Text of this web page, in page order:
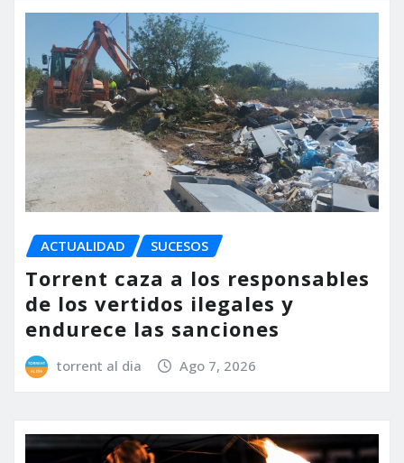
ACTUALIDAD SUCESOS
Torrent caza a los responsables
de los vertidos ilegales y
endurece las sanciones
torrent al dia Ago 7, 2026